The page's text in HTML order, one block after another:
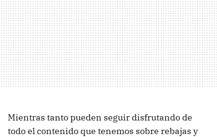
Mientras tanto pueden seguir disfrutando de
todo el contenido que tenemos sobre rebajas y